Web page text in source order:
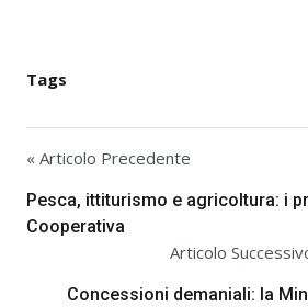
Tags
« Articolo Precedente
Pesca, ittiturismo e agricoltura: i
Cooperativa
Articolo
Concessioni demaniali: la